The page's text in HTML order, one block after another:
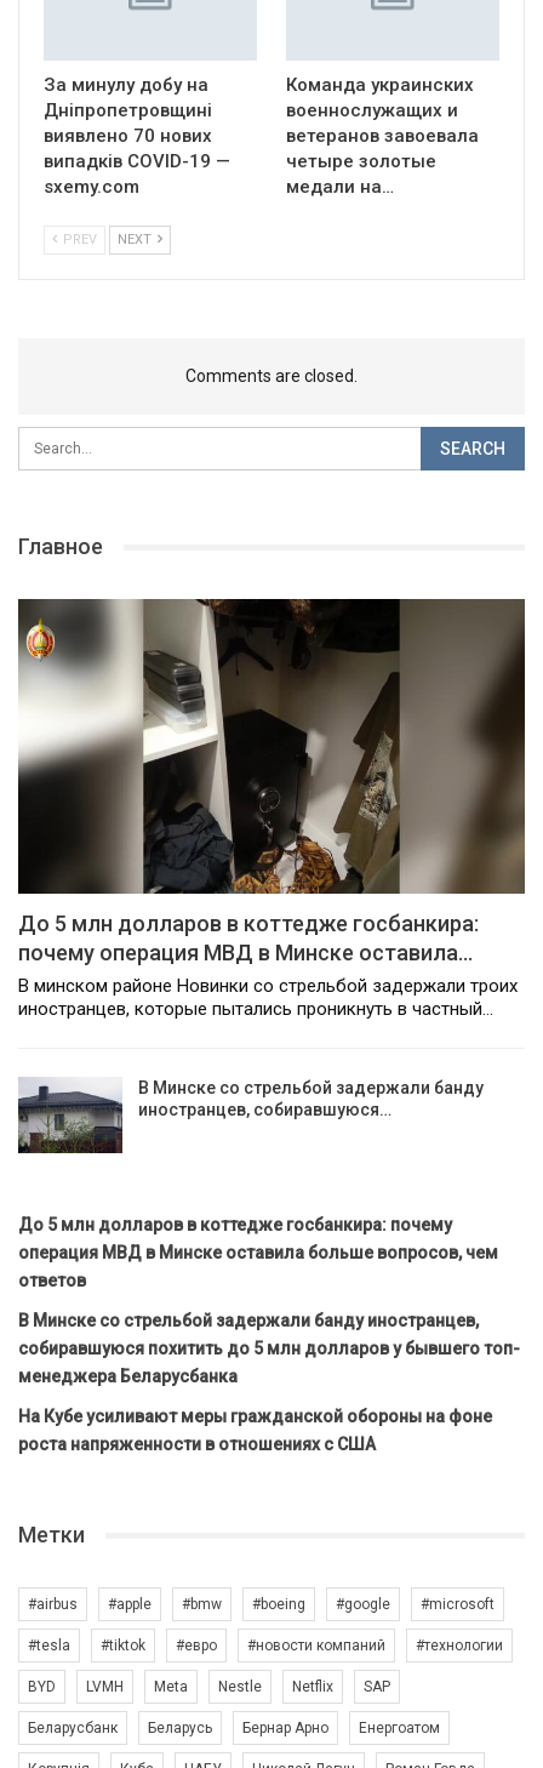
За минулу добу на
Дніпропетровщині
виявлено 70 нових
випадків COVID-19 —
sxemy.com
Команда украинских
военнослужащих и
ветеранов завоевала
четыре золотые
медали на…
PREV NEXT
Comments are closed.
Главное
До 5 млн долларов в коттедже госбанкира:
почему операция МВД в Минске оставила…
В минском районе Новинки со стрельбой задержали троих
иностранцев, которые пытались проникнуть в частный…
В Минске со стрельбой задержали банду
иностранцев, собиравшуюся…
До 5 млн долларов в коттедже госбанкира: почему
операция МВД в Минске оставила больше вопросов, чем
ответов
В Минске со стрельбой задержали банду иностранцев,
собиравшуюся похитить до 5 млн долларов у бывшего топ-
менеджера Беларусбанка
На Кубе усиливают меры гражданской обороны на фоне
роста напряженности в отношениях с США
Метки
#airbus #apple #bmw #boeing #google #microsoft
#tesla #tiktok #евро #новости компаний #технологии
BYD LVMH Meta Nestle Netflix SAP
Беларусбанк Беларусь Бернар Арно Енергоатом